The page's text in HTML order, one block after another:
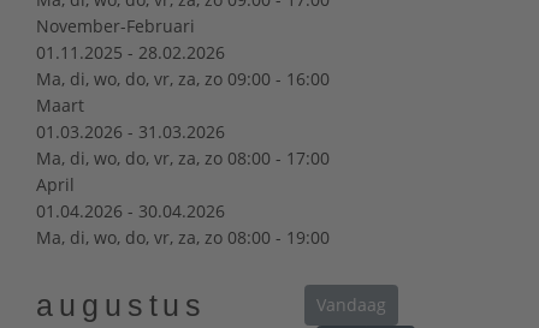
November-Februari
01.11.2025 - 28.02.2026
Ma, di, wo, do, vr, za, zo 09:00 - 16:00
Maart
01.03.2026 - 31.03.2026
Ma, di, wo, do, vr, za, zo 08:00 - 17:00
April
01.04.2026 - 30.04.2026
Ma, di, wo, do, vr, za, zo 08:00 - 19:00
augustus
Vandaag